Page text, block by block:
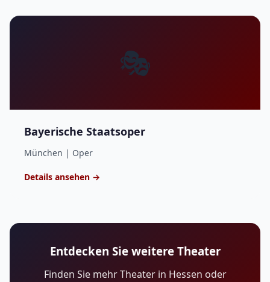
🎭
Bayerische Staatsoper
München | Oper
Details ansehen →
Entdecken Sie weitere Theater
Finden Sie mehr Theater in Hessen oder